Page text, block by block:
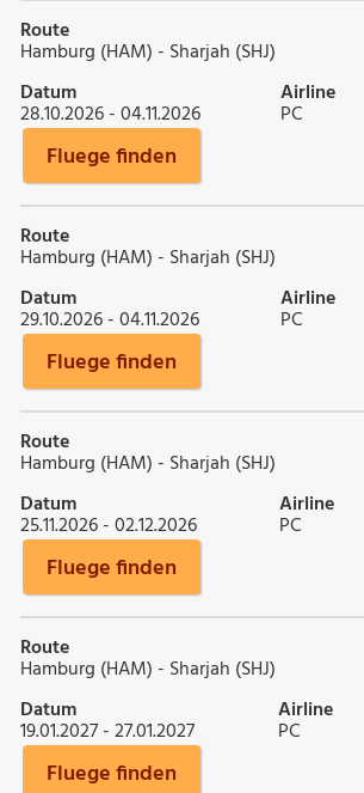
Route
Hamburg (HAM) - Sharjah (SHJ)
Datum
28.10.2026 - 04.11.2026
Airline
PC
Fluege finden
Route
Hamburg (HAM) - Sharjah (SHJ)
Datum
29.10.2026 - 04.11.2026
Airline
PC
Fluege finden
Route
Hamburg (HAM) - Sharjah (SHJ)
Datum
25.11.2026 - 02.12.2026
Airline
PC
Fluege finden
Route
Hamburg (HAM) - Sharjah (SHJ)
Datum
19.01.2027 - 27.01.2027
Airline
PC
Fluege finden